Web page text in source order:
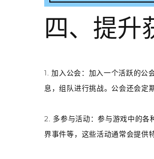
四、提升
1. 加入公会：加入一个活跃的公
息，组队进行挑战。公会还会定
2. 多参与活动：参与游戏中的各
界事件等，这些活动通常会提供